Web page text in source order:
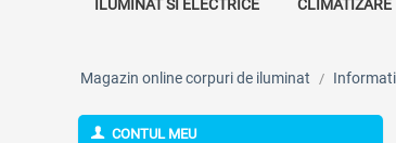
ILUMINAT SI ELECTRICE CLIMATIZARE
Magazin online corpuri de iluminat /
CONTUL MEU